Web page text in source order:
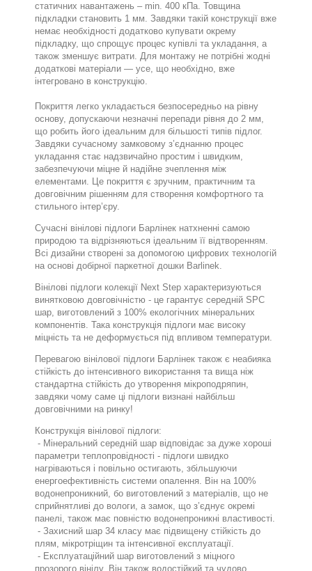
статичних навантажень – min. 400 кПa. Товщина
підкладки становить 1 мм. Завдяки такій конструкції вже
немає необхідності додатково купувати окрему
підкладку, що спрощує процес купівлі та укладання, а
також зменшує витрати. Для монтажу не потрібні жодні
додаткові матеріали — усе, що необхідно, вже
інтегровано в конструкцію.
Покриття легко укладається безпосередньо на рівну
основу, допускаючи незначні перепади рівня до 2 мм,
що робить його ідеальним для більшості типів підлог.
Завдяки сучасному замковому з’єднанню процес
укладання стає надзвичайно простим і швидким,
забезпечуючи міцне й надійне зчеплення між
елементами. Це покриття є зручним, практичним та
довговічним рішенням для створення комфортного та
стильного інтер’єру.
Сучасні вінілові підлоги Барлінек натхненні самою
природою та відрізняються ідеальним її відтворенням.
Всі дизайни створені за допомогою цифрових технологій
на основі добірної паркетної дошки Barlinek.
Вінілові підлоги колекції Next Step характеризуються
винятковою довговічністю - це гарантує середній SPC
шар, виготовлений з 100% екологічних мінеральних
компонентів. Така конструкція підлоги має високу
міцність та не деформується під впливом температури.
Перевагою вінілової підлоги Барлінек також є неабияка
стійкість до інтенсивного використання та вища ніж
стандартна стійкість до утворення мікроподряпин,
завдяки чому саме ці підлоги визнані найбільш
довговічними на ринку!
Конструкція вінілової підлоги:
- Мінеральний середній шар відповідає за дуже хороші
параметри теплопровідності - підлоги швидко
нагріваються і повільно остигають, збільшуючи
енергоефективність системи опалення. Він на 100%
водонепроникний, бо виготовлений з матеріалів, що не
сприйнятливі до вологи, а замок, що з’єднує окремі
панелі, також має повністю водонепроникні властивості.
- Захисний шар 34 класу має підвищену стійкість до
плям, мікротріщин та інтенсивної експлуатації.
- Експлуатаційний шар виготовлений з міцного
прозорого вінілу. Він також водостійкий та чудово